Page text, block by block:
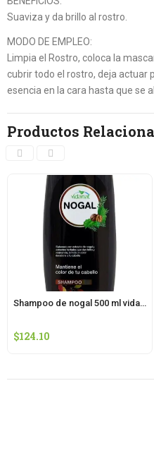
Suaviza y da brillo al rostro.
MODO DE EMPLEO:
Limpia el Rostro, coloca la
cubrir todo el rostro, deja actuar
esencia en la cara hasta que se
Productos
Shampoo de nogal 500 ml vidanat/cuidado pers
$124.10